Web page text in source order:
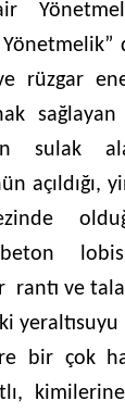
rüzgar
sulak
açıldığı,
ve
bir çok